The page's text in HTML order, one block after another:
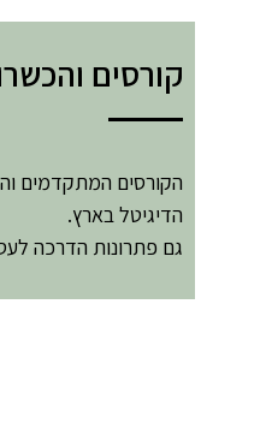
קורסים
הקורסים המתקדמים
הדיגיטל בארץ.
גם פתרונות הדרכה